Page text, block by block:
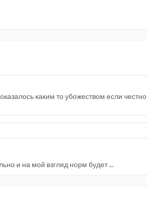
каким то убожеством если честно
и на мой взгляд норм будет ...